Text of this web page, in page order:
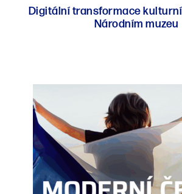
Digitální transformace
Národním muzeu